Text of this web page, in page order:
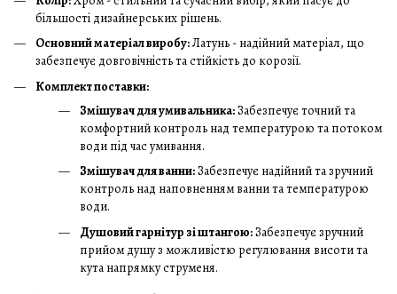
більшості дизайнерських рішень.
Основний матеріал виробу:Латунь - надійний матеріал, що
забезпечує довговічність та стійкість до корозії.
Комплект поставки:
Змішувач для умивальника:Забезпечує точний та
комфортний контроль над температурою та потоком
води під час умивання.
Змішувач для ванни:Забезпечує надійний та зручний
контроль над наповненням ванни та температурою
води.
Душовий гарнітур зі штангою:Забезпечує зручний
прийом душу з можливістю регулювання висоти та
кута напрямку струменя.